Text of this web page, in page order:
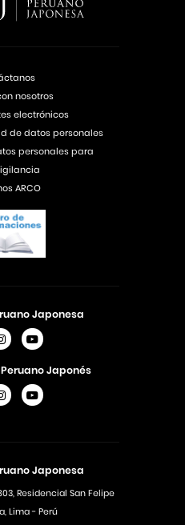
Japonesa
Residencial San Felipe
Lima - Perú
Japonesa
Japonés
nosotros
electrónicos
de datos personales
personales para
ARCO